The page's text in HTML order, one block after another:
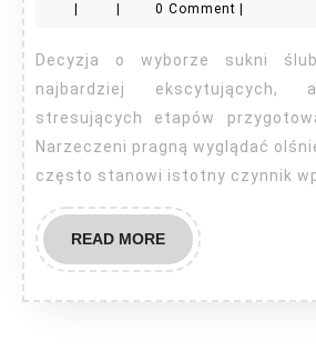
promocje
na
suknie
ślubne?
0 Comment
Decyzja o wyborze sukni ślubnej to jedno z
najbardziej
stresujących etapów
Narzeczeni pragną wyglądać
często stanowi istotny czynnik
READ MOREREAD
MORE